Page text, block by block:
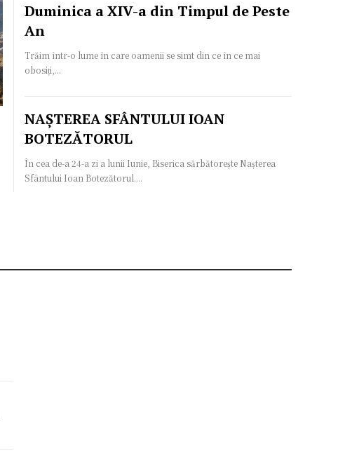
Duminica a XIV-a din Timpul de Peste
An
Trăim într-o lume în care oamenii se simt din ce în ce mai
obosiți,...
NAȘTEREA SFÂNTULUI IOAN
BOTEZĂTORUL
În cea de-a 24-a zi a lunii Iunie, Biserica sărbătorește Nașterea
Sfântului Ioan Botezătorul....